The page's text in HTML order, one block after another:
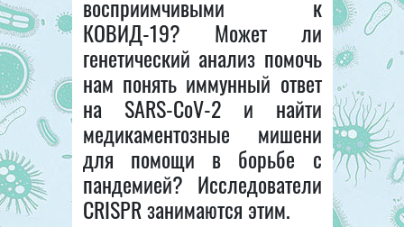
восприимчивыми к
КОВИД-19? Может ли
генетический анализ помочь
нам понять иммунный ответ
на SARS-CoV-2 и найти
медикаментозные мишени
для помощи в борьбе с
пандемией? Исследователи
CRISPR занимаются этим.